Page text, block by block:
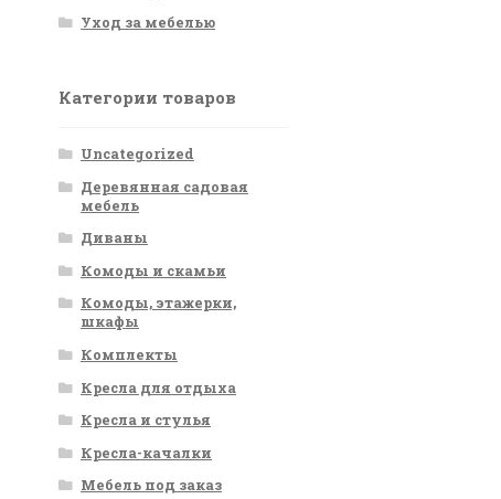
Уход за мебелью
Категории товаров
Uncategorized
Деревянная садовая
мебель
Диваны
Комоды и скамьи
Комоды, этажерки,
шкафы
Комплекты
Кресла для отдыха
Кресла и стулья
Кресла-качалки
Мебель под заказ